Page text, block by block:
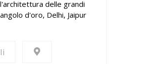
delle grandi
d'oro, Delhi, Jaipur